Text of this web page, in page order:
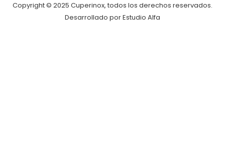
Copyright © 2025 Cuperinox, todos los derechos reservados.
Desarrollado por Estudio Alfa